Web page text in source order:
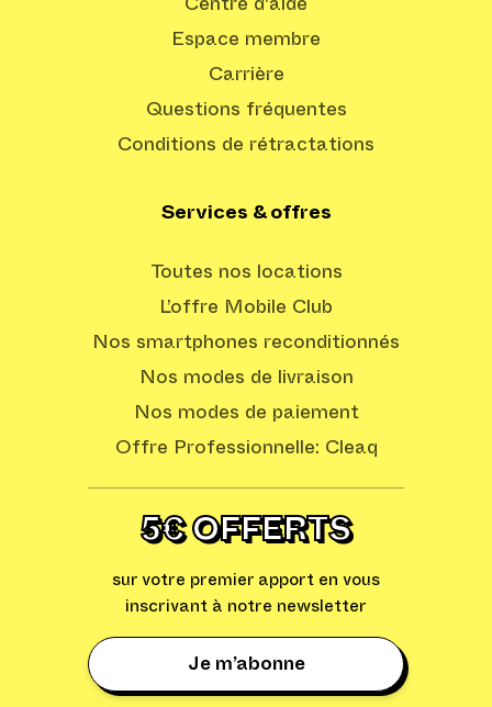
Centre d'aide
Espace membre
Carrière
Questions fréquentes
Conditions de rétractations
Services & offres
Toutes nos locations
L’offre Mobile Club
Nos smartphones reconditionnés
Nos modes de livraison
Nos modes de paiement
Offre Professionnelle: Cleaq
5€ OFFERTS
sur votre premier apport en vous
inscrivant à notre newsletter
Je m’abonne